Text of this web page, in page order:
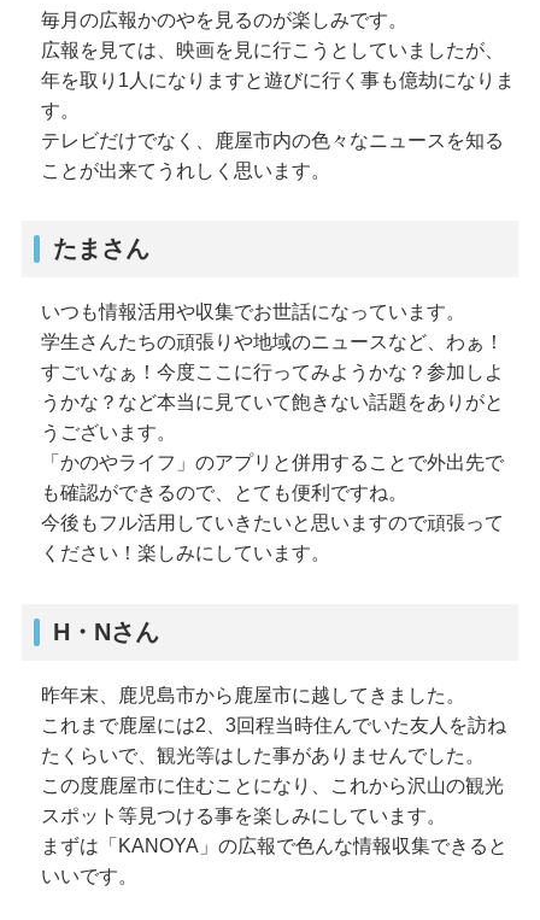
毎月の広報かのやを見るのが楽しみです。
広報を見ては、映画を見に行こうとしていましたが、
年を取り1人になりますと遊びに行く事も億劫になりま
す。
テレビだけでなく、鹿屋市内の色々なニュースを知る
ことが出来てうれしく思います。
たまさん
いつも情報活用や収集でお世話になっています。
学生さんたちの頑張りや地域のニュースなど、わぁ！
すごいなぁ！今度ここに行ってみようかな？参加しよ
うかな？など本当に見ていて飽きない話題をありがと
うございます。
「かのやライフ」のアプリと併用することで外出先で
も確認ができるので、とても便利ですね。
今後もフル活用していきたいと思いますので頑張って
ください！楽しみにしています。
H・Nさん
昨年末、鹿児島市から鹿屋市に越してきました。
これまで鹿屋には2、3回程当時住んでいた友人を訪ね
たくらいで、観光等はした事がありませんでした。
この度鹿屋市に住むことになり、これから沢山の観光
スポット等見つける事を楽しみにしています。
まずは「KANOYA」の広報で色んな情報収集できると
いいです。